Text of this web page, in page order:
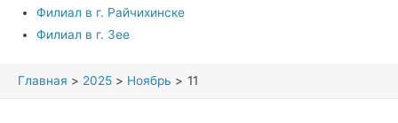
Филиал в г. Райчихинске
Филиал в г. Зее
Главная 2025 Ноябрь 11